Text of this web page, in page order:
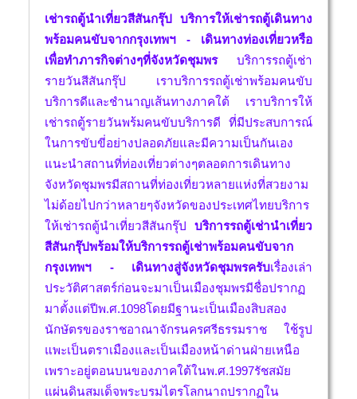
เช่ารถตู้นำเที่ยวสีสันกรุ๊ป บริการให้เช่ารถตู้เดินทาง
พร้อมคนขับจากกรุงเทพฯ - เดินทางท่องเที่ยวหรือ
เพื่อทำภารกิจต่างๆที่จังหวัดชุมพรบริการรถตู้เช่า
รายวันสีสันกรุ๊ป เราบริการรถตู้เช่าพร้อมคนขับ
บริการดีและชำนาญเส้นทางภาคใต้ เราบริการให้
เช่ารถตู้รายวันพร้มคนขับบริการดี ที่มีประสบการณ์
ในการขับขี่อย่างปลอดภัยและมีความเป็นกันเอง
แนะนำสถานที่ท่องเที่ยวต่างๆตลอดการเดินทาง
จังหวัดชุมพรมีสถานที่ท่องเที่ยวหลายแห่งที่สวยงาม
ไม่ด้อยไปกว่าหลายๆจังหวัดของประเทศไทยบริการ
ให้เช่ารถตู้นำเที่ยวสีสันกรุ๊ป บริการรถตู้เช่านำเที่ยว
สีสันกรุ๊ปพร้อมให้บริการรถตู้เช่าพร้อมคนขับจาก
กรุงเทพฯ - เดินทางสู่จังหวัดชุมพรครับเรื่องเล่า
ประวัติศาสตร์ก่อนจะมาเป็นเมืองชุมพรมีชื่อปรากฏ
มาตั้งแต่ปีพ.ศ.1098โดยมีฐานะเป็นเมืองสิบสอง
นักษัตรของราชอาณาจักรนครศรีธรรมราช ใช้รูป
แพะเป็นตราเมืองและเป็นเมืองหน้าด่านฝ่ายเหนือ
เพราะอยู่ตอนบนของภาคใต้ในพ.ศ.1997รัชสมัย
แผ่นดินสมเด็จพระบรมไตรโลกนาถปรากฏใน